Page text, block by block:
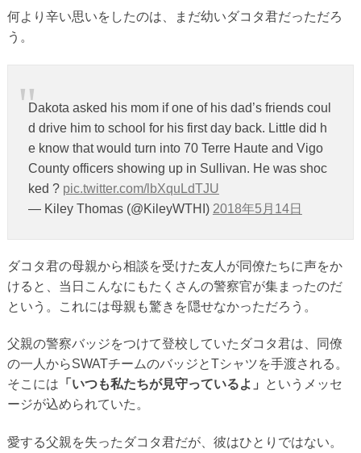
何より辛い思いをしたのは、まだ幼いダコタ君だっただろ
う。
Dakota asked his mom if one of his dad’s friends coul
d drive him to school for his first day back. Little did h
e know that would turn into 70 Terre Haute and Vigo
County officers showing up in Sullivan. He was shoc
ked ? pic.twitter.com/lbXquLdTJU
— Kiley Thomas (@KileyWTHI) 2018年5月14日
ダコタ君の母親から相談を受けた友人が同僚たちに声をか
けると、当日こんなにもたくさんの警察官が集まったのだ
という。これには母親も驚きを隠せなかっただろう。
父親の警察バッジをつけて登校していたダコタ君は、同僚
の一人からSWATチームのバッジとTシャツを手渡される。
そこには 「いつも私たちが見守っているよ」
というメッセ
ージが込められていた。
愛する父親を失ったダコタ君だが、彼はひとりではない。